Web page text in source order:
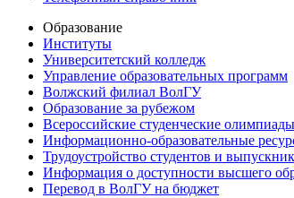
Образование
Институты
Университетский колледж
Управление образовательных программ
Волжский филиал ВолГУ
Образование за рубежом
Всероссийские студенческие
Информационно-образовательные
Трудоустройство студентов и
Информация о доступности высшего
Перевод в ВолГУ на бюджет